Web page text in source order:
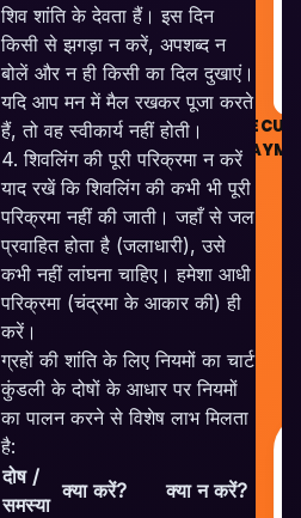
शिव शांति के देवता हैं। इस दिन
किसी से झगड़ा न करें, अपशब्द न
बोलें और न ही किसी का दिल दुखाएं।
यदि आप मन में मैल रखकर पूजा करते
हैं, तो वह स्वीकार्य नहीं होती।
4. शिवलिंग की पूरी परिक्रमा न करें
याद रखें कि शिवलिंग की कभी भी पूरी
परिक्रमा नहीं की जाती। जहाँ से जल
प्रवाहित होता है (जलाधारी), उसे
कभी नहीं लांघना चाहिए। हमेशा आधी
परिक्रमा (चंद्रमा के आकार की) ही
करें।
ग्रहों की शांति के लिए नियमों का चार्ट
कुंडली के दोषों के आधार पर नियमों
का पालन करने से विशेष लाभ मिलता
है:
दोष /
समस्या
क्या करें? क्या न करें?